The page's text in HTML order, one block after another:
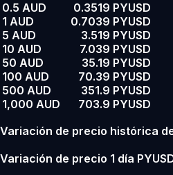
0.5 AUD
0.3519 PYUSD
1 AUD
0.7039 PYUSD
5 AUD
3.519 PYUSD
10 AUD
7.039 PYUSD
50 AUD
35.19 PYUSD
100 AUD
70.39 PYUSD
500 AUD
351.9 PYUSD
1,000 AUD
703.9 PYUSD
Variación de precio histórica de
Variación de precio 1 día